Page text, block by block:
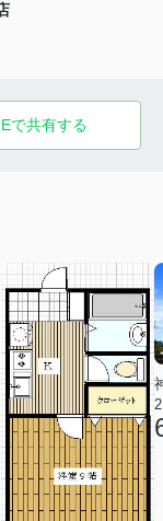
で共有する